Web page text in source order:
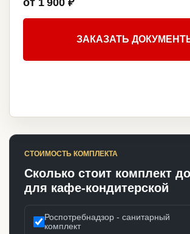
от 1 900 ₽
ЗАКАЗАТЬ
СТОИМОСТЬ КОМПЛЕКТА
Сколько стоит комплект
для кафе-кондитерской
Роспотребнадзор - санитарный
комплект